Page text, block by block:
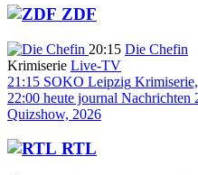
ZDF
20:15 Die Chefin
Krimiserie Live-TV
21:15 SOKO Leipzig
22:00 heute journal Nachrichten
Quizshow, 2026
RTL